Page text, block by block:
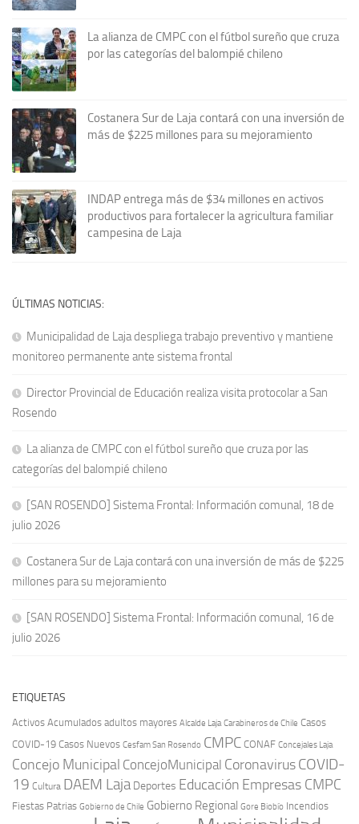
La alianza de CMPC con el fútbol sureño que cruza
por las categorías del balompié chileno
Costanera Sur de Laja contará con una inversión de
más de $225 millones para su mejoramiento
INDAP entrega más de $34 millones en activos
productivos para fortalecer la agricultura familiar
campesina de Laja
ÚLTIMAS NOTICIAS:
Municipalidad de Laja despliega trabajo preventivo y mantiene
monitoreo permanente ante sistema frontal
Director Provincial de Educación realiza visita protocolar a San
Rosendo
La alianza de CMPC con el fútbol sureño que cruza por las
categorías del balompié chileno
[SAN ROSENDO] Sistema Frontal: Información comunal, 18 de
julio 2026
Costanera Sur de Laja contará con una inversión de más de $225
millones para su mejoramiento
[SAN ROSENDO] Sistema Frontal: Información comunal, 16 de
julio 2026
ETIQUETAS
Activos Acumulados adultos mayores Alcalde Laja Carabineros de Chile Casos
COVID-19 Casos Nuevos Cesfam San Rosendo CMPC CONAF Concejales Laja
Concejo Municipal ConcejoMunicipal CoronavirusCOVID-
19 Cultura DAEM Laja Deportes Educación Empresas CMPC
Fiestas Patrias Gobierno de Chile Gobierno Regional Gore Biobío Incendios